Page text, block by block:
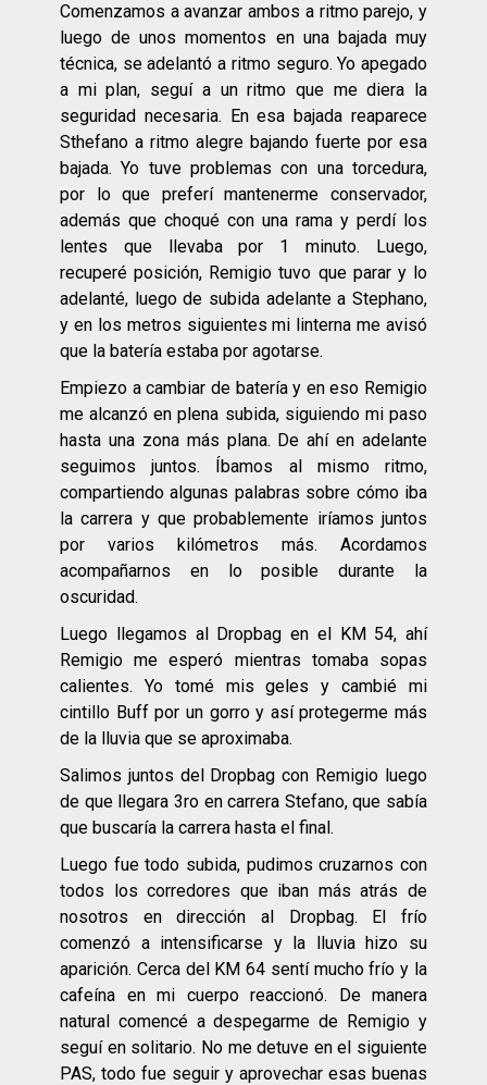
Comenzamos a avanzar ambos a ritmo parejo, y
luego de unos momentos en una bajada muy
técnica, se adelantó a ritmo seguro. Yo apegado
a mi plan, seguí a un ritmo que me diera la
seguridad necesaria. En esa bajada reaparece
Sthefano a ritmo alegre bajando fuerte por esa
bajada. Yo tuve problemas con una torcedura,
por lo que preferí mantenerme conservador,
además que choqué con una rama y perdí los
lentes que llevaba por 1 minuto. Luego,
recuperé posición, Remigio tuvo que parar y lo
adelanté, luego de subida adelante a Stephano,
y en los metros siguientes mi linterna me avisó
que la batería estaba por agotarse.
Empiezo a cambiar de batería y en eso Remigio
me alcanzó en plena subida, siguiendo mi paso
hasta una zona más plana. De ahí en adelante
seguimos juntos. Íbamos al mismo ritmo,
compartiendo algunas palabras sobre cómo iba
la carrera y que probablemente iríamos juntos
por varios kilómetros más. Acordamos
acompañarnos en lo posible durante la
oscuridad.
Luego llegamos al Dropbag en el KM 54, ahí
Remigio me esperó mientras tomaba sopas
calientes. Yo tomé mis geles y cambié mi
cintillo Buff por un gorro y así protegerme más
de la lluvia que se aproximaba.
Salimos juntos del Dropbag con Remigio luego
de que llegara 3ro en carrera Stefano, que sabía
que buscaría la carrera hasta el final.
Luego fue todo subida, pudimos cruzarnos con
todos los corredores que iban más atrás de
nosotros en dirección al Dropbag. El frío
comenzó a intensificarse y la lluvia hizo su
aparición. Cerca del KM 64 sentí mucho frío y la
cafeína en mi cuerpo reaccionó. De manera
natural comencé a despegarme de Remigio y
seguí en solitario. No me detuve en el siguiente
PAS, todo fue seguir y aprovechar esas buenas